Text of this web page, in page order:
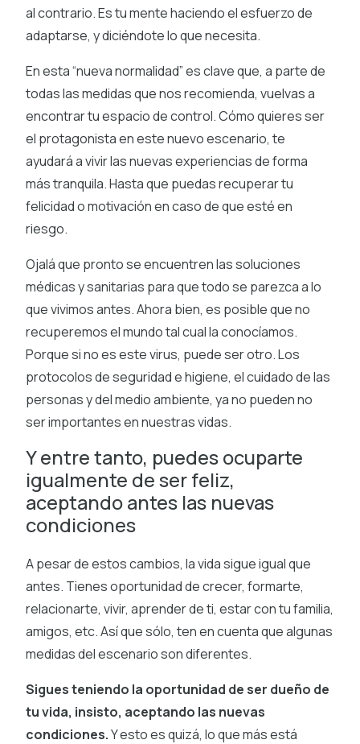
al contrario. Es tu mente haciendo el esfuerzo de
adaptarse, y diciéndote lo que necesita.
En esta “nueva normalidad” es clave que, a parte de
todas las medidas que nos recomienda, vuelvas a
encontrar tu espacio de control. Cómo quieres ser
el protagonista en este nuevo escenario, te
ayudará a vivir las nuevas experiencias de forma
más tranquila. Hasta que puedas recuperar tu
felicidad o motivación en caso de que esté en
riesgo.
Ojalá que pronto se encuentren las soluciones
médicas y sanitarias para que todo se parezca a lo
que vivimos antes. Ahora bien, es posible que no
recuperemos el mundo tal cual la conocíamos.
Porque si no es este virus, puede ser otro. Los
protocolos de seguridad e higiene, el cuidado de las
personas y del medio ambiente, ya no pueden no
ser importantes en nuestras vidas.
Y entre tanto, puedes ocuparte
igualmente de ser feliz,
aceptando antes las nuevas
condiciones
A pesar de estos cambios, la vida sigue igual que
antes. Tienes oportunidad de crecer, formarte,
relacionarte, vivir, aprender de ti, estar con tu familia,
amigos, etc. Así que sólo, ten en cuenta que algunas
medidas del escenario son diferentes.
Sigues teniendo la oportunidad de ser dueño de
tu vida, insisto, aceptando las nuevas
condiciones.Y esto es quizá, lo que más está